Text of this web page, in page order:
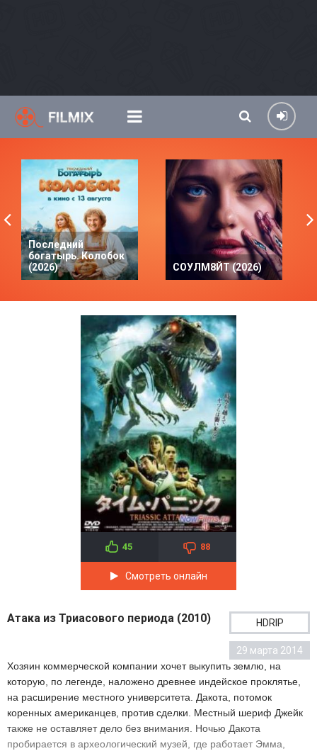
Последний
богатырь. Колобок
(2026)
СОУЛМ8ЙТ (2026)
45 88
Смотреть онлайн
Атака из Триасового периода (2010) HDRIP
29 марта 2014
Хозяин коммерческой компании хочет выкупить землю, на
которую, по легенде, наложено древнее индейское проклятье,
на расширение местного университета. Дакота, потомок
коренных американцев, против сделки. Местный шериф Джейк
также не оставляет дело без внимания. Ночью Дакота
пробирается в археологический музей, где работает Эмма,